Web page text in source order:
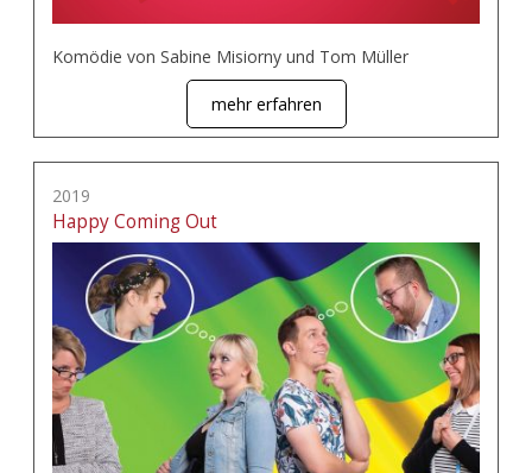
Komödie von Sabine Misiorny und Tom Müller
mehr erfahren
2019
Happy Coming Out